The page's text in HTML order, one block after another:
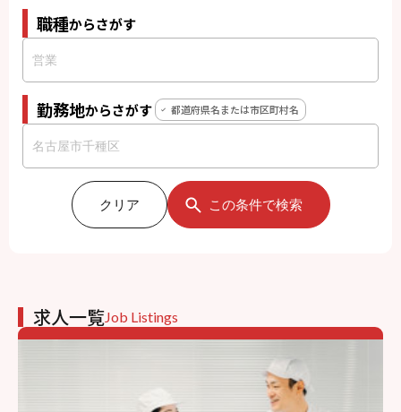
職種からさがす
勤務地からさがす 都道府県名または市区町村名
クリア この条件で検索
求人一覧Job Listings